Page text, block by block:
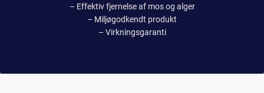
– Effektiv fjernelse af mos og alger
– Miljøgodkendt produkt
– Virkningsgaranti